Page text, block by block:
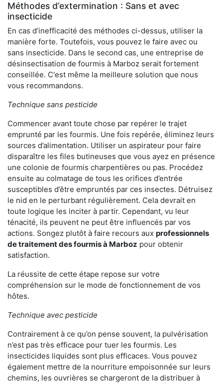
Méthodes d’extermination : Sans et avec
insecticide
En cas d’inefficacité des méthodes ci-dessus, utiliser la
manière forte. Toutefois, vous pouvez le faire avec ou
sans insecticide. Dans le second cas, une entreprise de
désinsectisation de fourmis à Marboz serait fortement
conseillée. C'est même la meilleure solution que nous
vous recommandons.
Technique sans pesticide
Commencer avant toute chose par repérer le trajet
emprunté par les fourmis. Une fois repérée, éliminez leurs
sources d’alimentation. Utiliser un aspirateur pour faire
disparaître les files butineuses que vous ayez en présence
une colonie de fourmis charpentières ou pas. Procédez
ensuite au colmatage de tous les orifices d’entrée
susceptibles d’être empruntés par ces insectes. Détruisez
le nid en le perturbant régulièrement. Cela devrait en
toute logique les inciter à partir. Cependant, vu leur
ténacité, ils peuvent ne peut être influencés par vos
actions. Songez plutôt à faire recours aux professionnels
de traitement des fourmis à Marboz pour obtenir
satisfaction.
La réussite de cette étape repose sur votre
compréhension sur le mode de fonctionnement de vos
hôtes.
Technique avec pesticide
Contrairement à ce qu’on pense souvent, la pulvérisation
n’est pas très efficace pour tuer les fourmis. Les
insecticides liquides sont plus efficaces. Vous pouvez
également mettre de la nourriture empoisonnée sur leurs
chemins, les ouvrières se chargeront de la distribuer à